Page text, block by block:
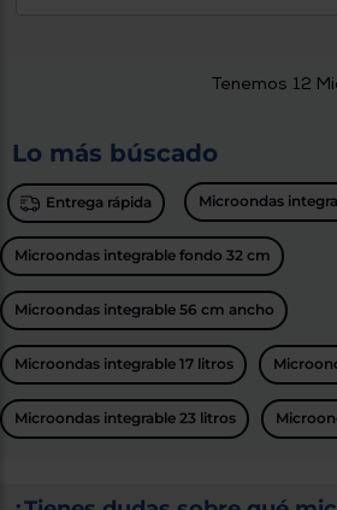
Tenemos 12
Lo más búscado
Entrega rápida Microondas
Microondas integrable fondo 32 cm
Microondas integrable 56 cm ancho
Microondas integrable 17 litros
Microondas integrable 23 litros